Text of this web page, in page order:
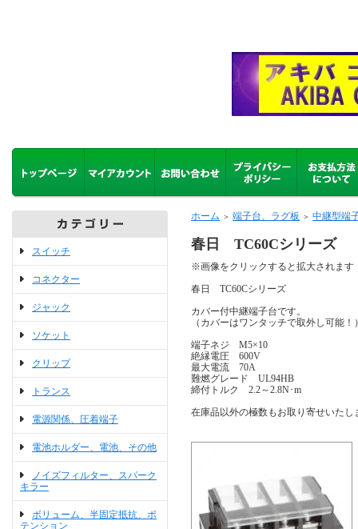
スイッチ
コネクター
ジャック
ソケット
クリップ
トランス
電源関係、圧着端子
電池ホルダー、電池、その他
ノイズフィルター、スパーク
キラー
ボリューム、半固定抵抗、ポ
テンション
ホーム ＞ 端子台、ラグ板 ＞ 中継型端
春日 TC60Cシリーズ
※画像をクリックすると拡大されます
春日 TC60Cシリーズ
カバー付中継端子台です。
（カバーはワンタッチで取外し可能
端子ネジ M5×10
絶縁電圧 600V
最大電流 70A
難燃グレード UL94HB
締付トルク 2.2～2.8N･m
在庫品以外の極数もお取り寄せいた